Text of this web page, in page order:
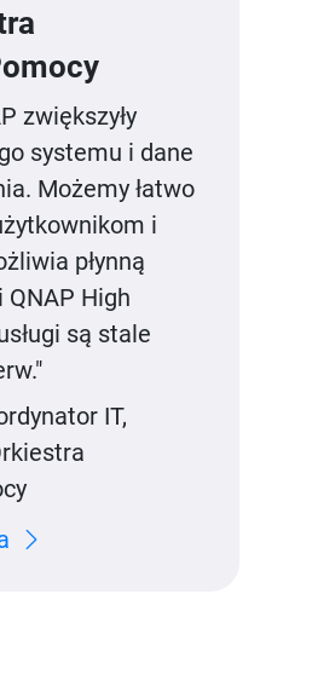
zwiększyły
systemu i dane
Możemy łatwo
i
płynną
QNAP High
są stale
IT,